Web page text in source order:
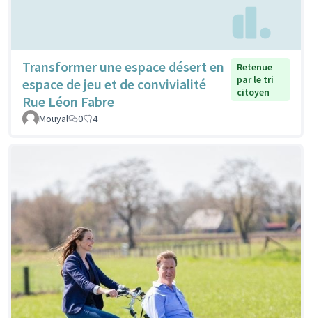
Transformer une espace désert en
espace de jeu et de convivialité
Rue Léon Fabre
Retenue
par le tri
citoyen
Mouyal 0 4